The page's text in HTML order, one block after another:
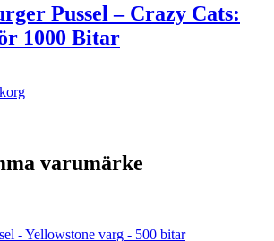
Pussel – Crazy Cats:
1000 Bitar
varumärke